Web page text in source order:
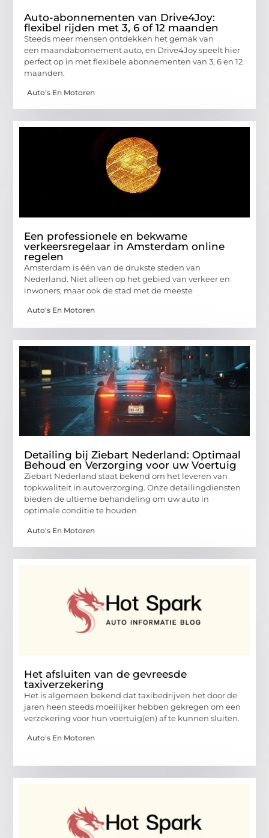
Auto-abonnementen van Drive4Joy:
flexibel rijden met 3, 6 of 12 maanden
Steeds meer mensen ontdekken het gemak van
een maandabonnement auto, en Drive4Joy speelt hier
perfect op in met flexibele abonnementen van 3, 6 en 12
maanden.
Auto's En Motoren
Een professionele en bekwame
verkeersregelaar in Amsterdam online
regelen
Amsterdam is één van de drukste steden van
Nederland. Niet alleen op het gebied van verkeer en
inwoners, maar ook de stad met de meeste
Auto's En Motoren
Detailing bij Ziebart Nederland: Optimaal
Behoud en Verzorging voor uw Voertuig
Ziebart Nederland staat bekend om het leveren van
topkwaliteit in autoverzorging. Onze detailingdiensten
bieden de ultieme behandeling om uw auto in
optimale conditie te houden
Auto's En Motoren
Het afsluiten van de gevreesde
taxiverzekering
Het is algemeen bekend dat taxibedrijven het door de
jaren heen steeds moeilijker hebben gekregen om een
verzekering voor hun voertuig(en) af te kunnen sluiten.
Auto's En Motoren